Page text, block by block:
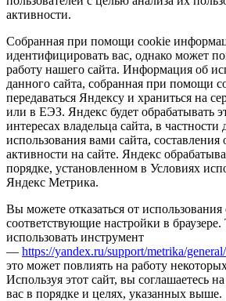
активности.
Собранная при помощи cookie
идентифицировать вас, однако может
работу нашего сайта. Информация об
данного сайта, собранная при помощи
передаваться Яндексу и храниться на
или в ЕЭЗ. Яндекс будет обрабатывать
интересах владельца сайта, в частности
использования вами сайта, составления
активности на сайте. Яндекс
порядке, установленном в Условиях
Яндекс Метрика.
Вы можете отказаться от
соответствующие настройки в
использовать инструмент
— https://yandex.ru/support/metrika/
это может повлиять на работу
Используя этот сайт, вы соглашаетесь
вас в порядке и целях, указанных выше.